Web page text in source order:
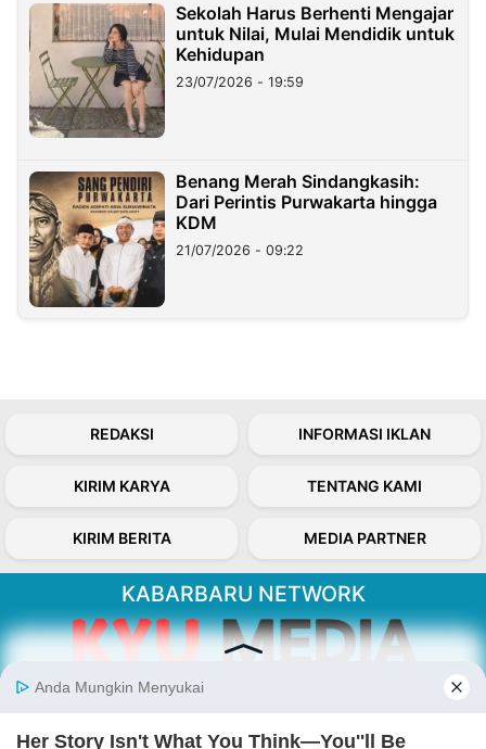
Sekolah Harus Berhenti Mengajar
untuk Nilai, Mulai Mendidik untuk
Kehidupan
23/07/2026 - 19:59
Benang Merah Sindangkasih:
Dari Perintis Purwakarta hingga
KDM
21/07/2026 - 09:22
REDAKSI INFORMASI IKLAN
KIRIM KARYA TENTANG KAMI
KIRIM BERITA MEDIA PARTNER
KABARBARU NETWORK